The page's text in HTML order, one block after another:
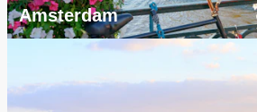
Amsterdam